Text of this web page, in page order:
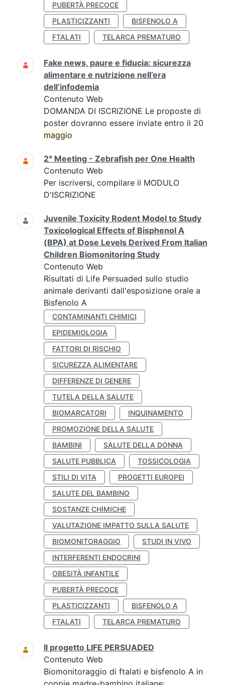
PUBERTÀ PRECOCE
PLASTICIZZANTI
BISFENOLO A
FTALATI
TELARCA PREMATURO
Fake news, paure e fiducia: sicurezza
alimentare e nutrizione nell’era
dell’infodemia
Contenuto Web
DOMANDA DI ISCRIZIONE Le proposte di
poster dovranno essere inviate entro il 20
maggio
2° Meeting - Zebrafish per One Health
Contenuto Web
Per iscriversi, compilare il MODULO
D'ISCRIZIONE
Juvenile Toxicity Rodent Model to Study
Toxicological Effects of Bisphenol A
(BPA) at Dose Levels Derived From Italian
Children Biomonitoring Study
Contenuto Web
Risultati di Life Persuaded sullo studio
animale derivanti dall'esposizione orale a
Bisfenolo A
CONTAMINANTI CHIMICI
EPIDEMIOLOGIA
FATTORI DI RISCHIO
SICUREZZA ALIMENTARE
DIFFERENZE DI GENERE
TUTELA DELLA SALUTE
BIOMARCATORI
INQUINAMENTO
PROMOZIONE DELLA SALUTE
BAMBINI
SALUTE DELLA DONNA
SALUTE PUBBLICA
TOSSICOLOGIA
STILI DI VITA
PROGETTI EUROPEI
SALUTE DEL BAMBINO
SOSTANZE CHIMICHE
VALUTAZIONE IMPATTO SULLA SALUTE
BIOMONITORAGGIO
STUDI IN VIVO
INTERFERENTI ENDOCRINI
OBESITÀ INFANTILE
PUBERTÀ PRECOCE
PLASTICIZZANTI
BISFENOLO A
FTALATI
TELARCA PREMATURO
Il progetto LIFE PERSUADED
Contenuto Web
Biomonitoraggio di ftalati e bisfenolo A in